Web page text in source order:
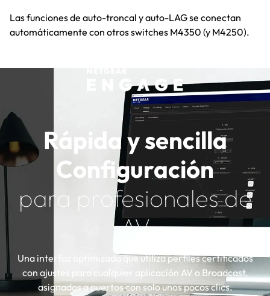
Las funciones de auto-troncal y auto-LAG se conectan
automáticamente con otros switches M4350 (y M4250).
Rápida y sencilla
Configuración
para profesionales de
AV
Una interfaz optimizada que utiliza perfiles certificados
con ajustes para cualquier aplicación AV o Broadcast,
asignados a puertos con solo unos pocos clics.